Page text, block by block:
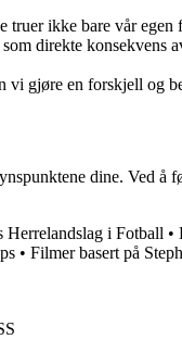
ikke bare vår egen
direkte
vi gjøre en forskjell og
dine. Ved
Herrelandslag i Fotball •
• Filmer basert på